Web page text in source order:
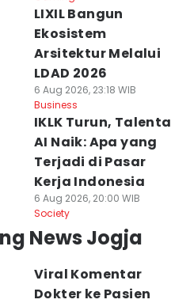
LIXIL Bangun
Ekosistem
Arsitektur Melalui
LDAD 2026
6 Aug 2026, 23:18 WIB
Business
IKLK Turun, Talenta
AI Naik: Apa yang
Terjadi di Pasar
Kerja Indonesia
6 Aug 2026, 20:00 WIB
Society
News Jogja
Viral Komentar
Dokter ke Pasien